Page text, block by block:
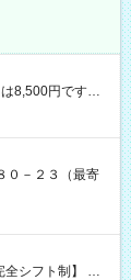
10,000円の日当
の場合10,000円
円 (4)上記勤務
円 -----------
* （実働時間5
よ
”さらに”加算さ
０－２３（最寄
全シフト制】 例